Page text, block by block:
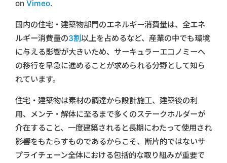
on Vimeo.
国内の住宅・建築物部門のエネルギー消費量は、全エネ
ルギー消費量の3割以上を占めるなど、産業の中でも環境
に与える影響が大きいため、サーキュラーエコノミーへ
の移行を早急に進めることが求められる分野として知ら
れています。
住宅・建築物は素材の調達から設計施工、建築後の利
用、メンテ・解体に至るまで多くのステークホルダーが
介在すること、一度建築されると長期にわたって使用され
影響をもたらすものであるからこそ、断片的ではないサ
プライチェーン全体における包括的な取り組みが重要で